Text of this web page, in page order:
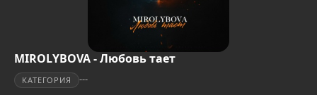
MIROLYBOVA - Любовь тает
КАТЕГОРИЯ ---